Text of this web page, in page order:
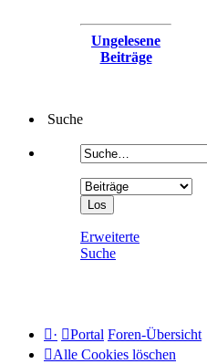
Ungelesene
Beiträge
Suche
Erweiterte
Suche
· Portal Foren-Übersicht
Alle Cookies löschen